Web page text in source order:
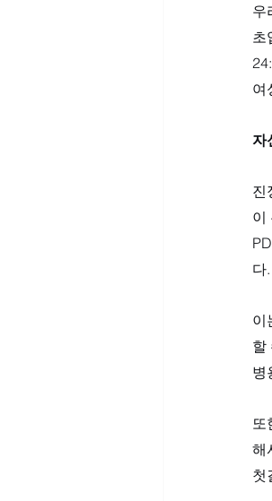
우
초
여
자
진
이
다.
이
할
병
또
해
첫